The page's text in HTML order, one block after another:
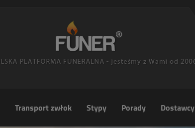
Transport zwłok Stypy Porady Dostawcy